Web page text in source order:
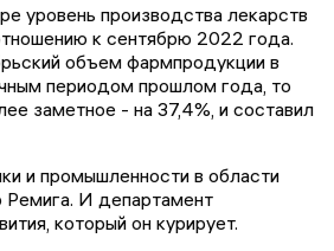
уровень производства лекарств
к сентябрю 2022 года.
объем фармпродукции в
периодом прошлом года, то
заметное - на 37,4%, и составил
и промышленности в области
Ремига. И департамент
который он курирует.